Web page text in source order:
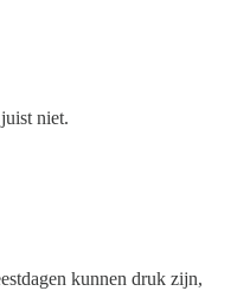
niet.
kunnen druk zijn,